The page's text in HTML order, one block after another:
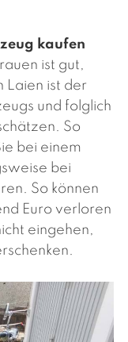
kaufen
ist gut,
Laien ist der
und folglich
So
bei einem
bei
So können
Euro verloren
eingehen,